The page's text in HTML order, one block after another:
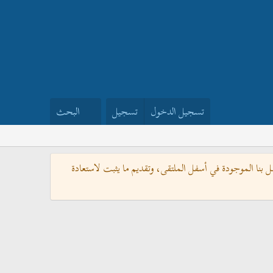
تسجيل الدخول تسجيل البحث
الموجودة في أسفل الملتقى، وتقديم ما يثبت لاستعادة